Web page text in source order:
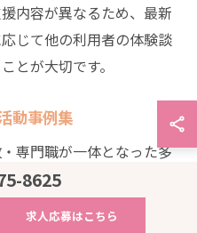
内容が異なるため、最新
じて他の利用者の体験談
とが大切です。
動事例集
専門職が一体となった多
代表的な事例として、地
護予防教室、認知症サポ
8625
求人応募はこちら